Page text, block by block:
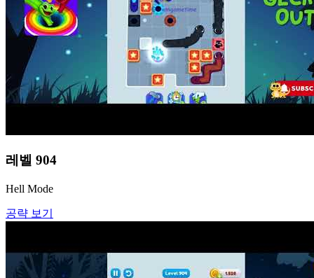
레벨 904
Hell Mode
공략 보기